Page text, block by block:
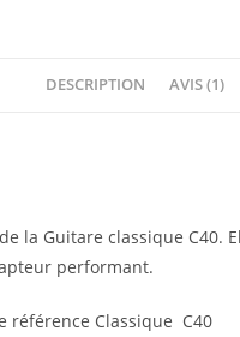
DESCRIPTION AVIS (1)
la Guitare classique C40.
performant.
référence Classique C40